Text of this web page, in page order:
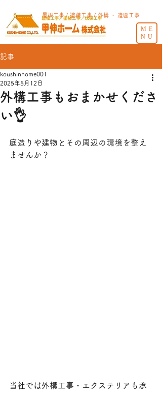
ME
NU
屋根工事 / 塗装工事 / 外構 ・ 造園工事
記事
外構工事もおまかせくださ
い👌
koushinhome001
2025年5月12日
庭造りや建物とその周辺の環境を整え
ませんか？
当社では外構工事・エクステリアも承